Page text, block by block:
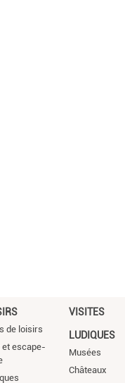
de loisirs
et escape-
VISITES
LUDIQUES
Musées
Châteaux